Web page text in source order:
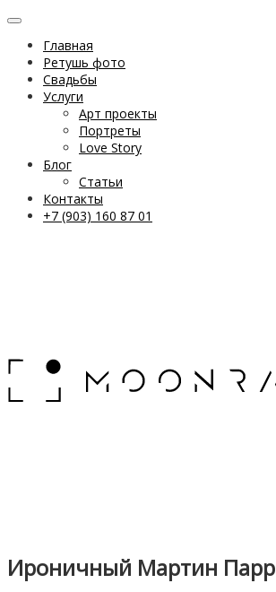
Главная
Ретушь фото
Свадьбы
Услуги
Арт проекты
Портреты
Love Story
Блог
Статьи
Контакты
+7 (903) 160 87 01
Ироничный Мартин Парр